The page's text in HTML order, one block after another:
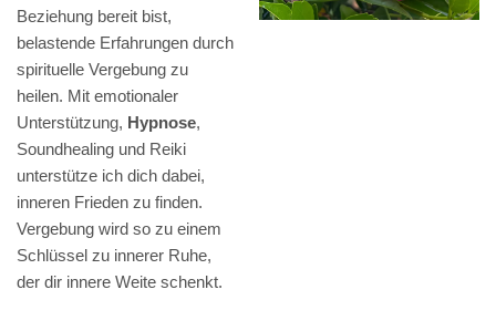
Beziehung bereit bist,
belastende Erfahrungen durch
spirituelle Vergebung zu
heilen. Mit emotionaler
Unterstützung, Hypnose,
Soundhealing und Reiki
unterstütze ich dich dabei,
inneren Frieden zu finden.
Vergebung wird so zu einem
Schlüssel zu innerer Ruhe,
der dir innere Weite schenkt.